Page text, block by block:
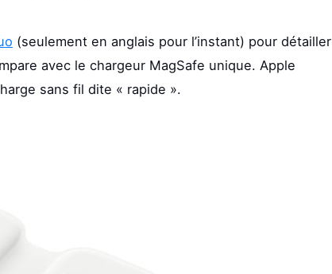
(seulement en anglais pour l’instant) pour détailler
avec le chargeur MagSafe unique. Apple
sans fil dite « rapide ».